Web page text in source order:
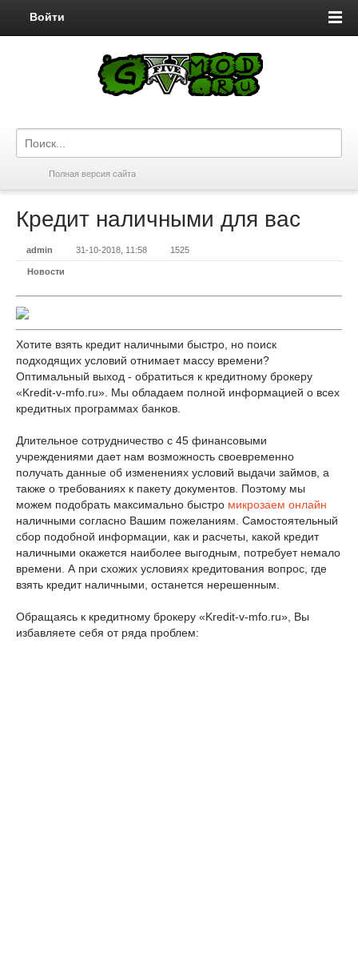
Войти
Полная версия сайта
Кредит наличными для вас
admin 31-10-2018, 11:58 1525
Новости
Хотите взять кредит наличными быстро, но поиск
подходящих условий отнимает массу времени?
Оптимальный выход - обратиться к кредитному брокеру
«Kredit-v-mfo.ru». Мы обладаем полной информацией о всех
кредитных программах банков.
Длительное сотрудничество с 45 финансовыми
учреждениями дает нам возможность своевременно
получать данные об изменениях условий выдачи займов, а
также о требованиях к пакету документов. Поэтому мы
можем подобрать максимально быстро микрозаем онлайн
наличными согласно Вашим пожеланиям. Самостоятельный
сбор подобной информации, как и расчеты, какой кредит
наличными окажется наиболее выгодным, потребует немало
времени. А при схожих условиях кредитования вопрос, где
взять кредит наличными, останется нерешенным.
Обращаясь к кредитному брокеру «Kredit-v-mfo.ru», Вы
избавляете себя от ряда проблем: